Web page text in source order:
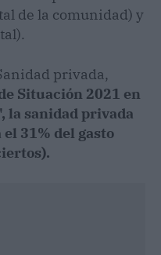
de la comunidad) y
privada,
Situación 2021 en
la sanidad privada
31% del gasto